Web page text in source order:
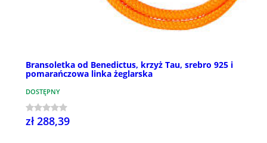
Bransoletka od Benedictus, krzyż Tau, srebro 925 i
pomarańczowa linka żeglarska
DOSTĘPNY
zł 288,39